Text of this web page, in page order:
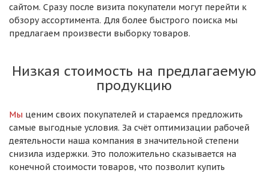
сайтом. Сразу после визита покупатели могут перейти к
обзору ассортимента. Для более быстрого поиска мы
предлагаем произвести выборку товаров.
Низкая стоимость на предлагаемую
продукцию
Мы ценим своих покупателей и стараемся предложить
самые выгодные условия. За счёт оптимизации рабочей
деятельности наша компания в значительной степени
снизила издержки. Это положительно сказывается на
конечной стоимости товаров, что позволит купить